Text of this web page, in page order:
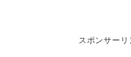
スポンサーリ